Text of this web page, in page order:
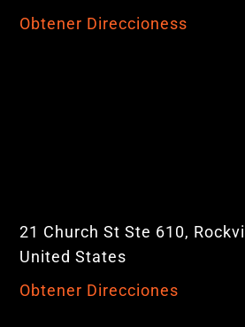
Obtener Direccioness
21 Church St Ste 610,
United States
Obtener Direcciones